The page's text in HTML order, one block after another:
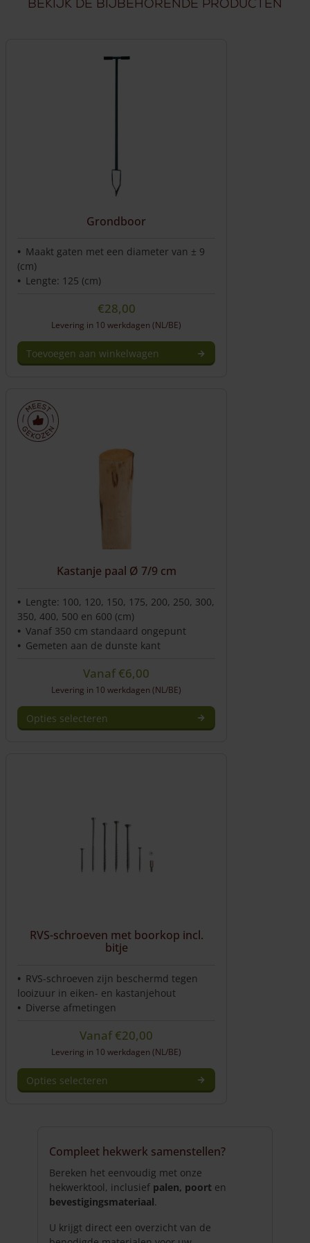
Bekijk de bijbehorende producten
Grondboor
Maakt gaten met een diameter van ± 9
(cm)
Lengte: 125 (cm)
€28,00
Levering in 10 werkdagen (NL/BE)
Toevoegen aan winkelwagen
Kastanje paal Ø 7/9 cm
Lengte: 100, 120, 150, 175, 200, 250, 300,
350, 400, 500 en 600 (cm)
Vanaf 350 cm standaard ongepunt
Gemeten aan de dunste kant
Vanaf€6,00
Levering in 10 werkdagen (NL/BE)
Opties selecteren
RVS-schroeven met boorkop incl.
bitje
RVS-schroeven zijn beschermd tegen
looizuur in eiken- en kastanjehout
Diverse afmetingen
Vanaf€20,00
Levering in 10 werkdagen (NL/BE)
Opties selecteren
variaties.
worden
Compleet hekwerk samenstellen?
Bereken het eenvoudig met onze
hekwerktool, inclusief palen, poort en
bevestigingsmateriaal.
U krijgt direct een overzicht van de